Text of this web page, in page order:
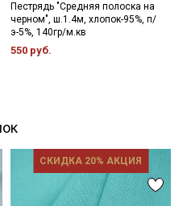
Пестрядь "Средняя полоска на
черном", ш.1.4м, хлопок-95%, п/
э-5%, 140гр/м.кв
550 руб.
СКИДКА 20% АКЦИЯ